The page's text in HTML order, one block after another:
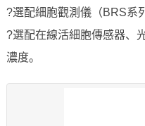
?選配細胞觀測儀（BRS系
?選配在線活細胞傳感器、
濃度。